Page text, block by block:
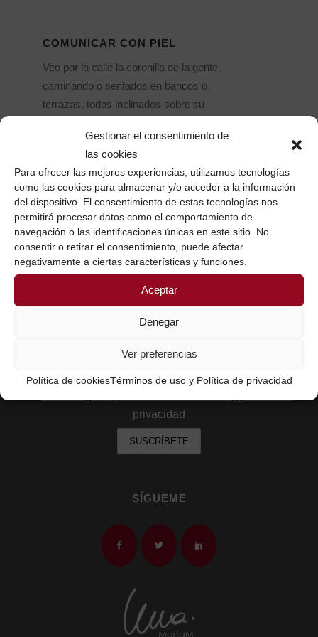
Gestionar el consentimiento de
las cookies
Para ofrecer las mejores experiencias, utilizamos tecnologías
como las cookies para almacenar y/o acceder a la información
del dispositivo. El consentimiento de estas tecnologías nos
permitirá procesar datos como el comportamiento de
navegación o las identificaciones únicas en este sitio. No
consentir o retirar el consentimiento, puede afectar
negativamente a ciertas características y funciones.
Aceptar
Denegar
Ver preferencias
Política de cookiesTérminos de uso y Política de privacidad
COMUNICAR CON PIEL
Veo por la calle la coronilla de la gente,
caminando o sentados en bancos o
terrazas, todos inclinados sobre su
26 julio, 2016/0 Comentarios
SUSCRÍBETE AQUÍ Y RECIBIRÁS LOS
CONTENIDOS QUE COMPARTO
privacidad
SÍGUEME